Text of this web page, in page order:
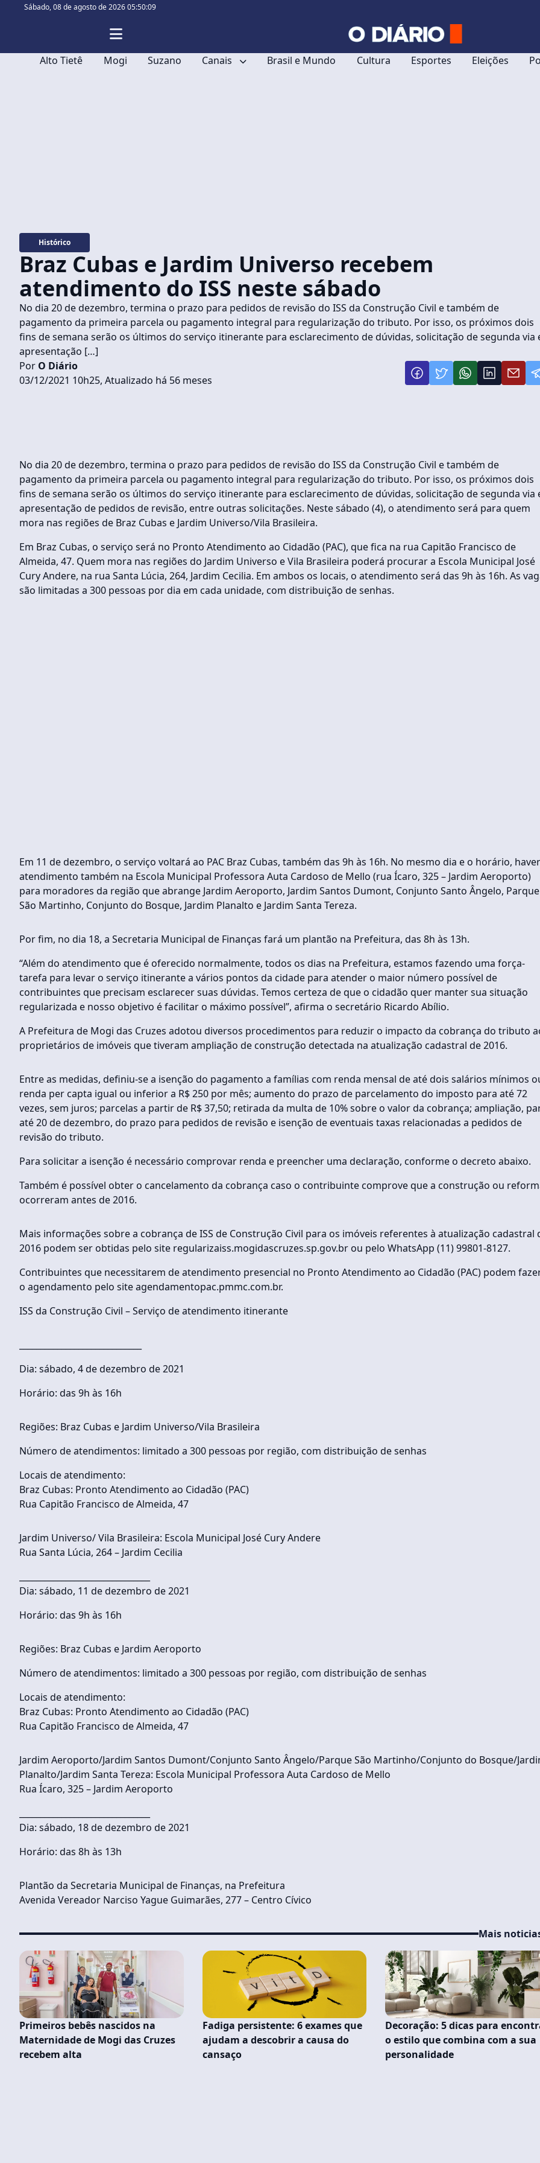
Sábado,08 de agosto de 2026 05:50:09
Alto Tietê Mogi Suzano Canais Brasil e Mundo Cultura Esportes Eleições
Histórico
Braz Cubas e Jardim Universo recebem
atendimento do ISS neste sábado
No dia 20 de dezembro, termina o prazo para pedidos de revisão do ISS da Construção Civil e também de
pagamento da primeira parcela ou pagamento integral para regularização do tributo. Por isso, os próximos dois
fins de semana serão os últimos do serviço itinerante para esclarecimento de dúvidas, solicitação de segunda via
apresentação […]
Por O Diário
03/12/2021 10h25, Atualizado há 56 meses
No dia 20 de dezembro, termina o prazo para pedidos de revisão do ISS da Construção Civil e também de
pagamento da primeira parcela ou pagamento integral para regularização do tributo. Por isso, os próximos dois
fins de semana serão os últimos do serviço itinerante para esclarecimento de dúvidas, solicitação de segunda via
apresentação de pedidos de revisão, entre outras solicitações. Neste sábado (4), o atendimento será para quem
mora nas regiões de Braz Cubas e Jardim Universo/Vila Brasileira.
Em Braz Cubas, o serviço será no Pronto Atendimento ao Cidadão (PAC), que fica na rua Capitão Francisco de
Almeida, 47. Quem mora nas regiões do Jardim Universo e Vila Brasileira poderá procurar a Escola Municipal José
Cury Andere, na rua Santa Lúcia, 264, Jardim Cecilia. Em ambos os locais, o atendimento será das 9h às 16h. As
são limitadas a 300 pessoas por dia em cada unidade, com distribuição de senhas.
Em 11 de dezembro, o serviço voltará ao PAC Braz Cubas, também das 9h às 16h. No mesmo dia e o horário,
atendimento também na Escola Municipal Professora Auta Cardoso de Mello (rua Ícaro, 325 – Jardim Aeroporto)
para moradores da região que abrange Jardim Aeroporto, Jardim Santos Dumont, Conjunto Santo Ângelo, Parque
São Martinho, Conjunto do Bosque, Jardim Planalto e Jardim Santa Tereza.
Por fim, no dia 18, a Secretaria Municipal de Finanças fará um plantão na Prefeitura, das 8h às 13h.
“Além do atendimento que é oferecido normalmente, todos os dias na Prefeitura, estamos fazendo uma força-
tarefa para levar o serviço itinerante a vários pontos da cidade para atender o maior número possível de
contribuintes que precisam esclarecer suas dúvidas. Temos certeza de que o cidadão quer manter sua situação
regularizada e nosso objetivo é facilitar o máximo possível”, afirma o secretário Ricardo Abílio.
A Prefeitura de Mogi das Cruzes adotou diversos procedimentos para reduzir o impacto da cobrança do tributo
proprietários de imóveis que tiveram ampliação de construção detectada na atualização cadastral de 2016.
Entre as medidas, definiu-se a isenção do pagamento a famílias com renda mensal de até dois salários mínimos
renda per capta igual ou inferior a R$ 250 por mês; aumento do prazo de parcelamento do imposto para até 72
vezes, sem juros; parcelas a partir de R$ 37,50; retirada da multa de 10% sobre o valor da cobrança; ampliação,
até 20 de dezembro, do prazo para pedidos de revisão e isenção de eventuais taxas relacionadas a pedidos de
revisão do tributo.
Para solicitar a isenção é necessário comprovar renda e preencher uma declaração, conforme o decreto abaixo.
Também é possível obter o cancelamento da cobrança caso o contribuinte comprove que a construção ou
ocorreram antes de 2016.
Mais informações sobre a cobrança de ISS de Construção Civil para os imóveis referentes à atualização cadastral
2016 podem ser obtidas pelo site regularizaiss.mogidascruzes.sp.gov.br ou pelo WhatsApp (11) 99801-8127.
Contribuintes que necessitarem de atendimento presencial no Pronto Atendimento ao Cidadão (PAC) podem
o agendamento pelo site agendamentopac.pmmc.com.br.
ISS da Construção Civil – Serviço de atendimento itinerante
Dia: sábado, 4 de dezembro de 2021
Horário: das 9h às 16h
Regiões: Braz Cubas e Jardim Universo/Vila Brasileira
Número de atendimentos: limitado a 300 pessoas por região, com distribuição de senhas
Locais de atendimento:
Braz Cubas: Pronto Atendimento ao Cidadão (PAC)
Rua Capitão Francisco de Almeida, 47
Jardim Universo/ Vila Brasileira: Escola Municipal José Cury Andere
Rua Santa Lúcia, 264 – Jardim Cecilia
Dia: sábado, 11 de dezembro de 2021
Horário: das 9h às 16h
Regiões: Braz Cubas e Jardim Aeroporto
Número de atendimentos: limitado a 300 pessoas por região, com distribuição de senhas
Locais de atendimento:
Braz Cubas: Pronto Atendimento ao Cidadão (PAC)
Rua Capitão Francisco de Almeida, 47
Jardim Aeroporto/Jardim Santos Dumont/Conjunto Santo Ângelo/Parque São Martinho/Conjunto do Bosque/
Planalto/Jardim Santa Tereza: Escola Municipal Professora Auta Cardoso de Mello
Rua Ícaro, 325 – Jardim Aeroporto
Dia: sábado, 18 de dezembro de 2021
Horário: das 8h às 13h
Plantão da Secretaria Municipal de Finanças, na Prefeitura
Avenida Vereador Narciso Yague Guimarães, 277 – Centro Cívico
Mais
Primeiros bebês nascidos na
Maternidade de Mogi das Cruzes
recebem alta
Fadiga persistente: 6 exames que
ajudam a descobrir a causa do
cansaço
Decoração: 5 dicas para
o estilo que combina com a sua
personalidade